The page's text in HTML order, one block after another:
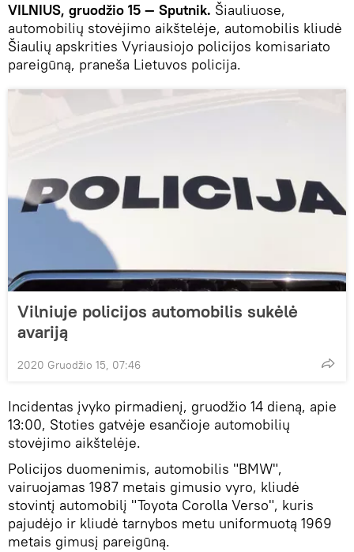
VILNIUS, gruodžio 15 — Sputnik. Šiauliuose,
automobilių stovėjimo aikštelėje, automobilis kliudė
Šiaulių apskrities Vyriausiojo policijos komisariato
pareigūną, praneša Lietuvos policija.
Vilniuje policijos automobilis sukėlė
avariją
2020 Gruodžio 15, 07:46
Incidentas įvyko pirmadienį, gruodžio 14 dieną, apie
13:00, Stoties gatvėje esančioje automobilių
stovėjimo aikštelėje.
Policijos duomenimis, automobilis "BMW",
vairuojamas 1987 metais gimusio vyro, kliudė
stovintį automobilį "Toyota Corolla Verso", kuris
pajudėjo ir kliudė tarnybos metu uniformuotą 1969
metais gimusį pareigūną.